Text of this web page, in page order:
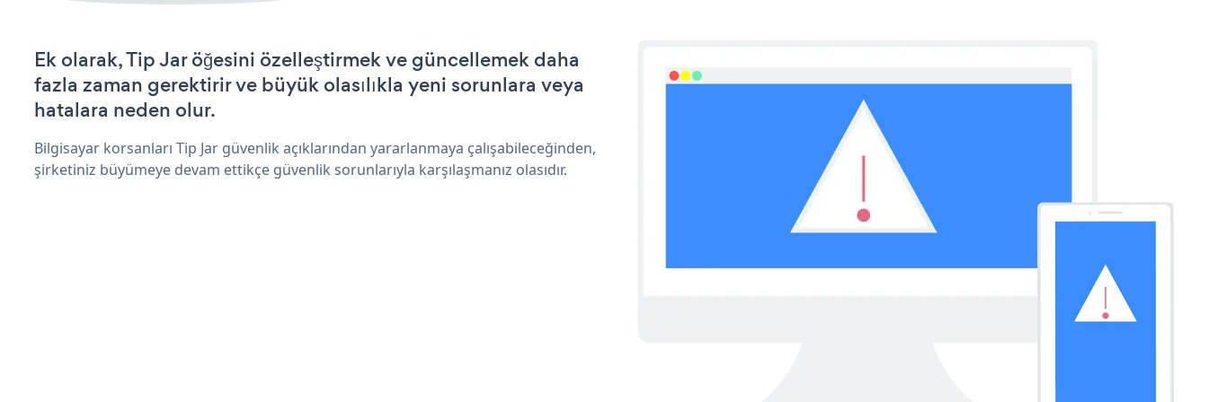
Ek olarak, Tip Jar öğesini özelleştirmek ve güncellemek daha
fazla zaman gerektirir ve büyük olasılıkla yeni sorunlara veya
hatalara neden olur.
Bilgisayar korsanları Tip Jar güvenlik açıklarından yararlanmaya çalışabileceğinden,
şirketiniz büyümeye devam ettikçe güvenlik sorunlarıyla karşılaşmanız olasıdır.